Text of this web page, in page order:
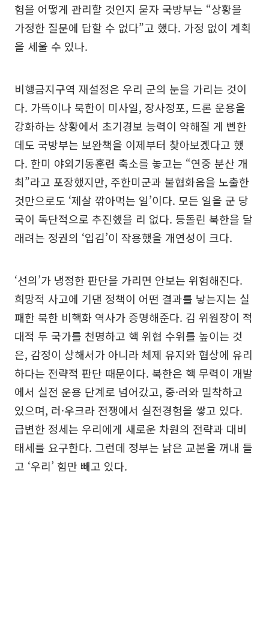
험을 어떻게 관리할 것인지 묻자 국방부는 “상황을
가정한 질문에 답할 수 없다”고 했다. 가정 없이 계획
을 세울 수 있나.
비행금지구역 재설정은 우리 군의 눈을 가리는 것이
다. 가뜩이나 북한이 미사일, 장사정포, 드론 운용을
강화하는 상황에서 초기경보 능력이 약해질 게 뻔한
데도 국방부는 보완책을 이제부터 찾아보겠다고 했
다. 한미 야외기동훈련 축소를 놓고는 “연중 분산 개
최”라고 포장했지만, 주한미군과 불협화음을 노출한
것만으로도 ‘제살 깎아먹는 일’이다. 모든 일을 군 당
국이 독단적으로 추진했을 리 없다. 등돌린 북한을 달
래려는 정권의 ‘입김’이 작용했을 개연성이 크다.
‘선의’가 냉정한 판단을 가리면 안보는 위험해진다.
희망적 사고에 기댄 정책이 어떤 결과를 낳는지는 실
패한 북한 비핵화 역사가 증명해준다. 김 위원장이 적
대적 두 국가를 천명하고 핵 위협 수위를 높이는 것
은, 감정이 상해서가 아니라 체제 유지와 협상에 유리
하다는 전략적 판단 때문이다. 북한은 핵 무력이 개발
에서 실전 운용 단계로 넘어갔고, 중·러와 밀착하고
있으며, 러·우크라 전쟁에서 실전경험을 쌓고 있다.
급변한 정세는 우리에게 새로운 차원의 전략과 대비
태세를 요구한다. 그런데 정부는 낡은 교본을 꺼내 들
고 ‘우리’ 힘만 빼고 있다.